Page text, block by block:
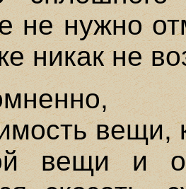
не нужно
никак не
вещи и о